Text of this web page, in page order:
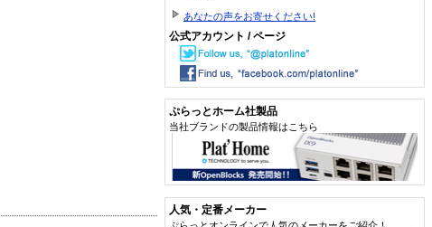
あなたの声をお寄せください!
公式アカウント / ページ
ぷらっとホーム社製品
当社ブランドの製品情報はこちら
人気・定番メーカー